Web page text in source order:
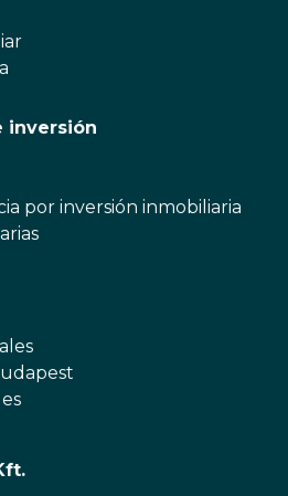
inversión
por inversión inmobiliaria